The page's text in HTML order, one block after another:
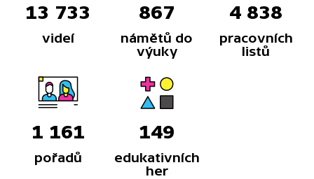
13 733
videí
867
námětů do
výuky
4 838
pracovních
listů
1 161
pořadů
149
edukativních
her